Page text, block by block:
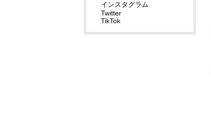
インスタグラム
Twitter
TikTok